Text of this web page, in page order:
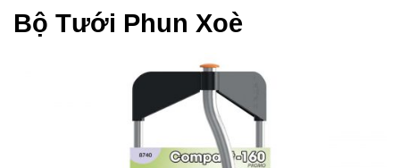
Bộ Tưới Phun Xoè